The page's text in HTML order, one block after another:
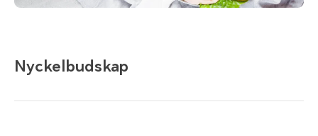
Nyckelbudskap